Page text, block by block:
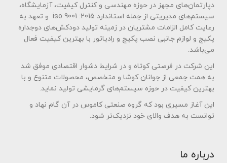
درباره ما
دپارتمان‌های مجهز در حوزه مهندسی و کنترل کیفیت، آزمایشگاه،
سیستم‌های مدیریتی از جمله استاندارد iso 9001 :2015 و تعهد به
رعایت کامل الزامات مشتریان در زمینه تولید دودکش‌های دوجداره
پکیج و لوازم جانبی نصب پکیج و رادیاتور با بهترین کیفیت فعال
می‌باشد.
این شرکت در فرصتی کوتاه و در شرایط دشوار اقتصادی موفق شد
به همت جمعی از جوانان کوشا و متخصص، محصولات متنوع و با
بهترین کیفیت در حوزه سیستم‌های گرمایشی تولید نماید.
این آغاز مسیری بود که گروه صنعتی کاموس در آن گام نهاد و
توانست به هدف والای خود نزدیک‌تر شود.